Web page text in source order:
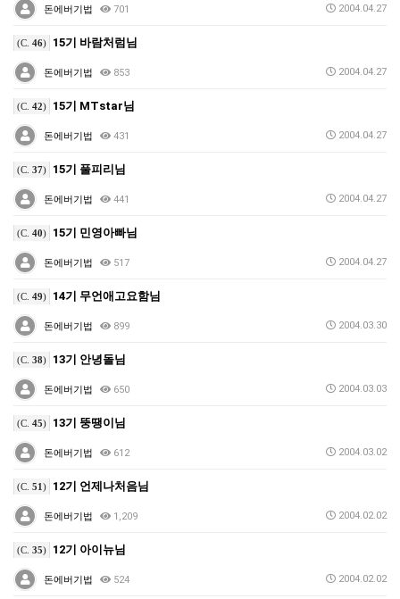
돈에버기법 701 2004.04.27
(C. 46) 15기 바람처럼님
돈에버기법 853 2004.04.27
(C. 42) 15기 MTstar님
돈에버기법 431 2004.04.27
(C. 37) 15기 풀피리님
돈에버기법 441 2004.04.27
(C. 40) 15기 민영아빠님
돈에버기법 517 2004.04.27
(C. 49) 14기 무언애고요함님
돈에버기법 899 2004.03.30
(C. 38) 13기 안녕돌님
돈에버기법 650 2004.03.03
(C. 45) 13기 뚱땡이님
돈에버기법 612 2004.03.02
(C. 51) 12기 언제나처음님
돈에버기법 1,209 2004.02.02
(C. 35) 12기 아이뉴님
돈에버기법 524 2004.02.02